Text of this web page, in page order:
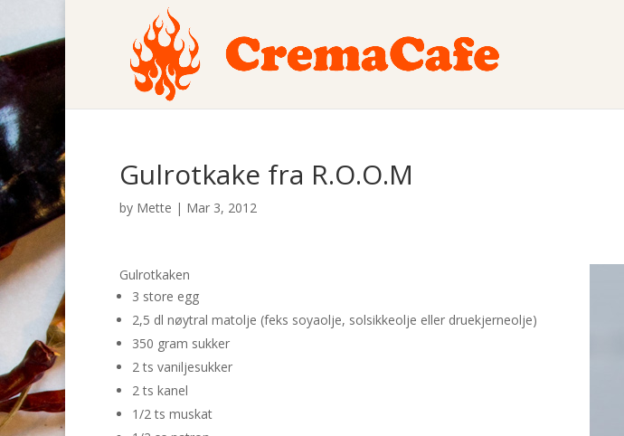
Gulrotkake fra R.O.O.M
by Mette | Mar 3, 2012
Gulrotkaken
3 store egg
2,5 dl nøytral matolje (feks soyaolje, solsikkeolje eller druekjerneolje)
350 gram sukker
2 ts vaniljesukker
2 ts kanel
1/2 ts muskat